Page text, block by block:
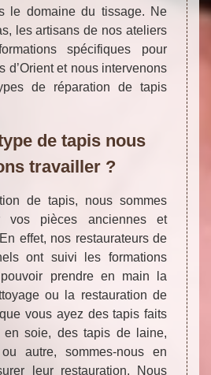
le domaine du tissage. Ne
les artisans de nos ateliers
spécifiques pour
d’Orient et nous intervenons
de réparation de tapis
de tapis nous
travailler ?
de tapis, nous sommes
vos pièces anciennes et
effet, nos restaurateurs de
ont suivi les formations
prendre en main la
ou la restauration de
vous ayez des tapis faits
en soie, des tapis de laine,
autre, sommes-nous en
leur restauration. Nous